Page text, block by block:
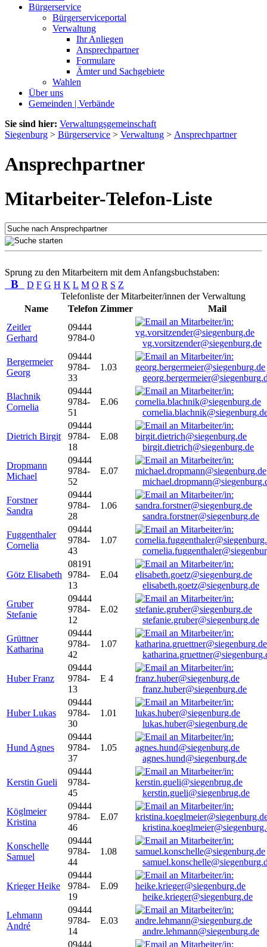
Bürgerservice
Bürgerserviceportal
Verwaltung
Ihr Anliegen
Ansprechpartner
Formulare
Ämter und Sachgebiete
Wahlen
Über uns
Gemeinden | Verbände
Sie sind hier: Verwaltungsgemeinschaft
Siegenburg > Bürgerservice > Verwaltung > Ansprechpartner
Ansprechpartner
Mitarbeiter-Telefon-Liste
Sprung zu den Mitarbeitern mit dem Anfangsbuchstaben:
B D F G H K L M O R S Z
Telefonliste der Mitarbeiter/innen der Verwaltung
Name
Telefon Zimmer
Mail
Zeitler
Gerhard
09444
9784-0
vg.vorsitzender@siegenburg.de
Bergermeier
Georg
09444
9784-
33
1.03
Blachnik
Cornelia
09444
9784-
51
E.06
Dietrich Birgit
09444
9784-
18
E.08
birgit.dietrich@siegenburg.de
Dropmann
Michael
09444
9784-
52
E.07
Forstner
Sandra
09444
9784-
28
1.06
sandra.forstner@siegenburg.de
Fuggenthaler
Cornelia
09444
9784-
43
1.07
Götz Elisabeth
08191
9784-
13
E.04
elisabeth.goetz@siegenburg.de
Gruber
Stefanie
09444
9784-
12
E.02
stefanie.gruber@siegenburg.de
Grüttner
Katharina
09444
9784-
42
1.07
Huber Franz
09444
9784-
13
E 4
franz.huber@siegenburg.de
Huber Lukas
09444
9784-
30
1.01
lukas.huber@siegenburg.de
Hund Agnes
09444
9784-
37
1.05
agnes.hund@siegenburg.de
Kerstin Gueli
09444
9784-
45
kerstin.gueli@siegenbrug.de
Köglmeier
Kristina
09444
9784-
46
E.07
Konschelle
Samuel
09444
9784-
44
1.08
Krieger Heike
09444
9784-
19
E.09
heike.krieger@siegenburg.de
Lehmann
André
09444
9784-
14
E.03
andre.lehmann@siegenburg.de
09444